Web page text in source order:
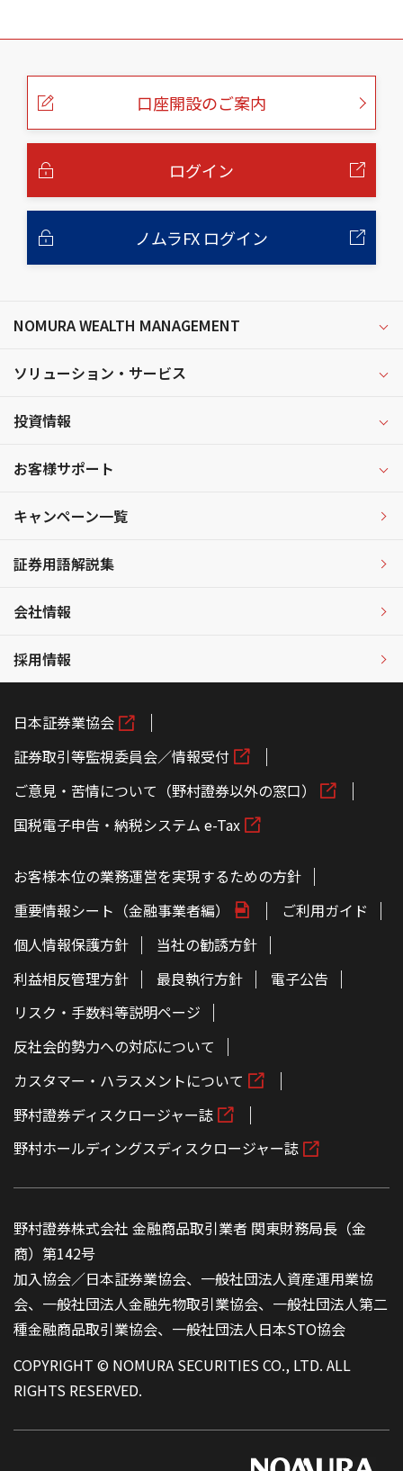
こ
口座開設のご案内
ログイン
ノムラFX ログイン
NOMURA WEALTH MANAGEMENT
ソリューション・サービス
投資情報
お客様サポート
キャンペーン一覧
証券用語解説集
会社情報
採用情報
日本証券業協会
証券取引等監視委員会／情報受付
ご意見・苦情について（野村證券以外の窓口）
国税電子申告・納税システム e-Tax
お客様本位の業務運営を実現するための方針
重要情報シート（金融事業者編）
ご利用ガイド
個人情報保護方針
当社の勧誘方針
利益相反管理方針
最良執行方針
電子公告
リスク・手数料等説明ページ
反社会的勢力への対応について
カスタマー・ハラスメントについて
野村證券ディスクロージャー誌
野村ホールディングスディスクロージャー誌
野村證券株式会社 金融商品取引業者 関東財務局長（金
商）第142号
加入協会／日本証券業協会、一般社団法人資産運用業協
会、一般社団法人金融先物取引業協会、一般社団法人第二
種金融商品取引業協会、一般社団法人日本STO協会
COPYRIGHT © NOMURA SECURITIES CO., LTD. ALL
RIGHTS RESERVED.